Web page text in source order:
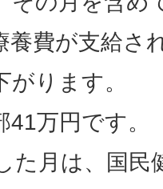
養費が支給さ
がります。
41万円です。
た月は、国民